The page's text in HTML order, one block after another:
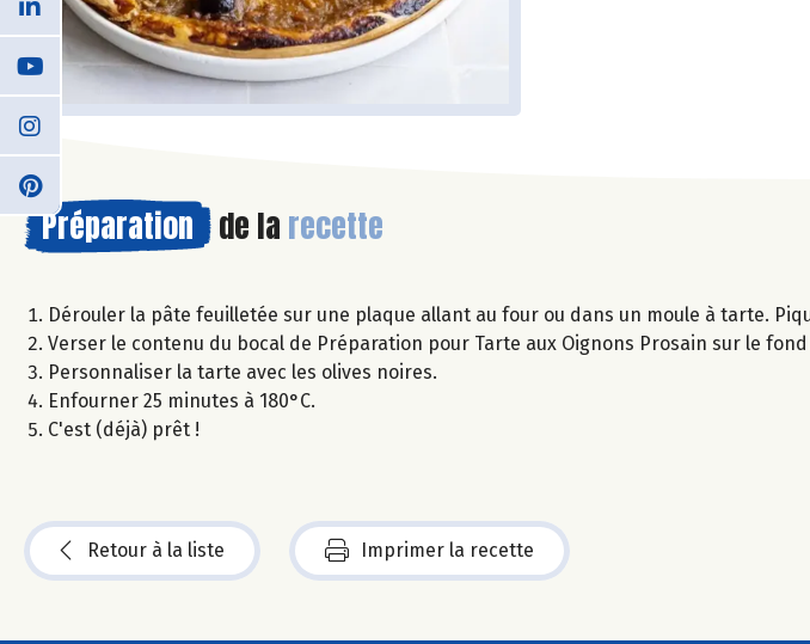
Préparation de la recette
Dérouler la pâte feuilletée sur une plaque allant au four ou dans un moule à tarte.
Verser le contenu du bocal de Préparation pour Tarte aux Oignons Prosain sur le
Personnaliser la tarte avec les olives noires.
Enfourner 25 minutes à 180°C.
C'est (déjà) prêt !
Retour à la liste Imprimer la recette